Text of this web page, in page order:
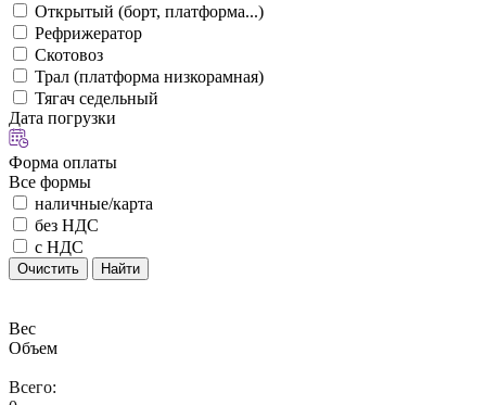
Открытый (борт, платформа...)
Рефрижератор
Скотовоз
Трал (платформа низкорамная)
Тягач седельный
Дата погрузки
Форма оплаты
Все формы
наличные/карта
без НДС
с НДС
Очистить Найти
Вес
Объем
Всего: